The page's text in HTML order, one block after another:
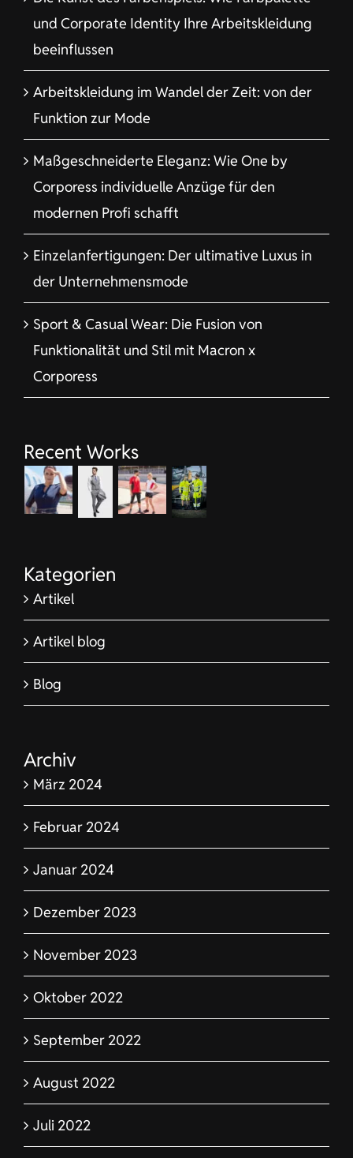
und Corporate Identity Ihre Arbeitskleidung
beeinflussen
Arbeitskleidung im Wandel der Zeit: von der
Funktion zur Mode
Maßgeschneiderte Eleganz: Wie One by
Corporess individuelle Anzüge für den
modernen Profi schafft
Einzelanfertigungen: Der ultimative Luxus in
der Unternehmensmode
Sport & Casual Wear: Die Fusion von
Funktionalität und Stil mit Macron x
Corporess
Recent Works
Kategorien
Artikel
Artikel blog
Blog
Archiv
März 2024
Februar 2024
Januar 2024
Dezember 2023
November 2023
Oktober 2022
September 2022
August 2022
Juli 2022